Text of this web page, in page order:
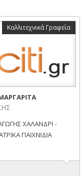
Καλλιτεχνικά Γραφεία
ΧΑΛΑΝΔΡΙ -
ΠΑΙΧΝΙΔΙΑ